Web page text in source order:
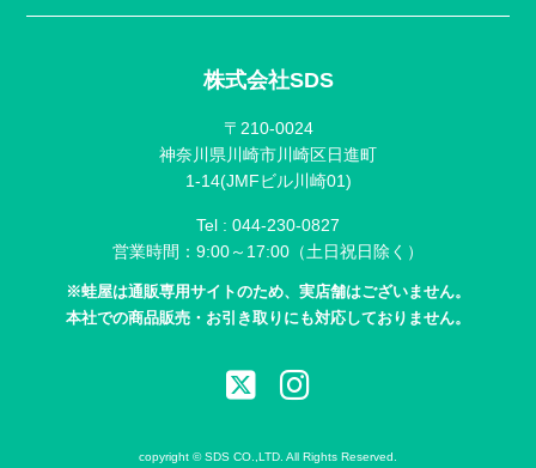
株式会社SDS
〒210-0024
神奈川県川崎市川崎区日進町
1-14(JMFビル川崎01)
Tel : 044-230-0827
営業時間：9:00～17:00（土日祝日除く）
※蛙屋は通販専用サイトのため、実店舗はございません。
本社での商品販売・お引き取りにも対応しておりません。
copyright © SDS CO.,LTD. All Rights Reserved.